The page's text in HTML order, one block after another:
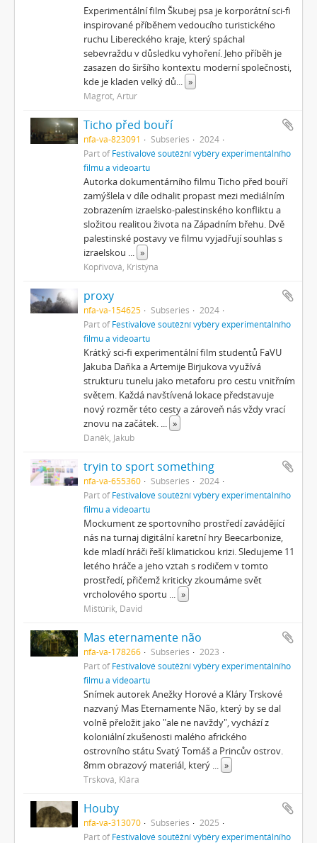
Experimentální film Škubej psa je korporátní sci-fi
inspirované příběhem vedoucího turistického
ruchu Libereckého kraje, který spáchal
sebevraždu v důsledku vyhoření. Jeho příběh je
zasazen do širšího kontextu moderní společnosti,
kde je kladen velký dů... »
Magrot, Artur
Ticho před bouří
nfa-va-823091 Subseries
2024
Part ofFestivalové soutěžní výběry experimentálního
filmu a videoartu
Autorka dokumentárního filmu Ticho před bouří
zamýšlela v díle odhalit propast mezi mediálním
zobrazením izraelsko-palestinského konfliktu a
složitou realitou života na Západním břehu. Dvě
palestinské postavy ve filmu vyjadřují souhlas s
izraelskou ... »
Kopřivová, Kristýna
proxy
nfa-va-154625 Subseries
2024
Part ofFestivalové soutěžní výběry experimentálního
filmu a videoartu
Krátký sci-fi experimentální film studentů FaVU
Jakuba Daňka a Artemije Birjukova využívá
strukturu tunelu jako metaforu pro cestu vnitřním
světem. Každá navštívená lokace představuje
nový rozměr této cesty a zároveň nás vždy vrací
znovu na začátek. ... »
Daněk, Jakub
tryin to sport something
nfa-va-655360 Subseries
2024
Part ofFestivalové soutěžní výběry experimentálního
filmu a videoartu
Mockument ze sportovního prostředí zavádějící
nás na turnaj digitální karetní hry Beecarbonize,
kde mladí hráči řeší klimatickou krizi. Sledujeme 11
letého hráče a jeho vztah s rodičem v tomto
prostředí, přičemž kriticky zkoumáme svět
vrcholového sportu ... »
Mišťúrik, David
Mas eternamente não
nfa-va-178266 Subseries
2023
Part ofFestivalové soutěžní výběry experimentálního
filmu a videoartu
Snímek autorek Anežky Horové a Kláry Trskové
nazvaný Mas Eternamente Não, který by se dal
volně přeložit jako "ale ne navždy", vychází z
koloniální zkušenosti malého afrického
ostrovního státu Svatý Tomáš a Princův ostrov.
8mm obrazový materiál, který ... »
Trsková, Klára
Houby
nfa-va-313070 Subseries
2025
Part ofFestivalové soutěžní výběry experimentálního